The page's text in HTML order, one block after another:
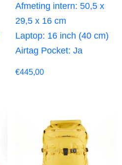
Afmeting intern: 50,5 x
29,5 x 16 cm
Laptop: 16 inch (40 cm)
Airtag Pocket: Ja
€445,00